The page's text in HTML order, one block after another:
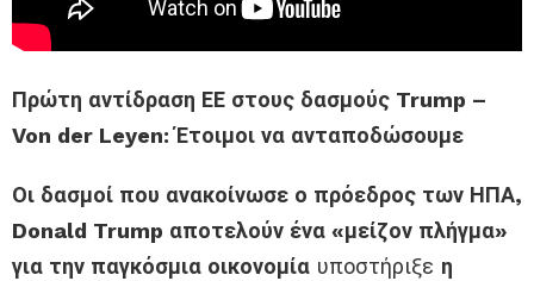
Πρώτη αντίδραση ΕΕ στους δασμούς Trump –
Von der Leyen: Έτοιμοι να ανταποδώσουμε
Οι δασμοί που ανακοίνωσε ο πρόεδρος των ΗΠΑ,
Donald Trump αποτελούν ένα «μείζον πλήγμα»
για την παγκόσμια οικονομία υποστήριξε η